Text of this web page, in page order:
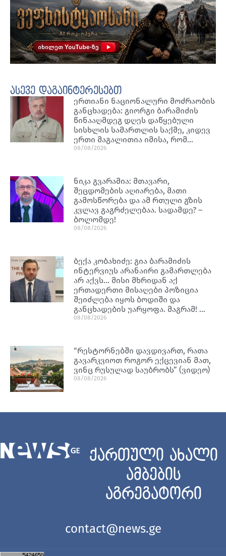
ასევე დაგაინტერესებთ
ერთიანი ნაციონალური მოძრაობის
განცხადება: გიორგი ბარამიძის
წინააღმდეგ დღეს დაწყებული
სისხლის სამართლის საქმე, კიდევ
ერთი მაგალითია იმისა, რომ…
08/08/2026
ნიკა გვარამია: მთავარი,
შეცდომების აღიარება, მათი
გამოსწორება და ამ რთული გზის
კვლავ გაგრძელებაა. სადამდე? –
ბოლომდე!
08/08/2026
ბექა კობახიძე: გია ბარამიძის
ინტერვიუს არანაირი გამართლება
არ აქვს… მისი მხრიდან აქ
ერთადერთი მისაღები პოზიცია
შეიძლება იყოს ბოდიში და
განცხადების უარყოფა. მაგრამ! …
08/08/2026
“რესტორნებში დავდივართ, რათა
გავარკვიოთ როგორ ექცევიან მათ,
ვინც რუსულად საუბრობს” (ვიდეო)
08/08/2026
ქართული ახალი
ამბების
აგრეგატორი
contact@news.ge